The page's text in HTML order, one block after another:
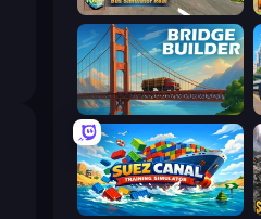
Bus Simulator Real
Bridge Builder
Suez Canal Training Simulator